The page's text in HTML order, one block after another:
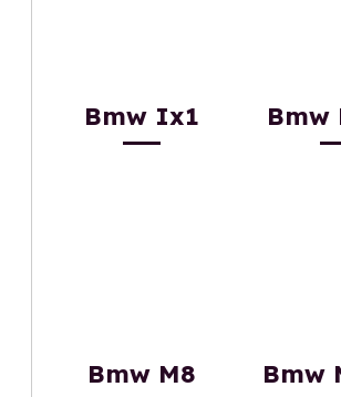
Bmw Ix1 Bmw
Bmw M8 Bmw